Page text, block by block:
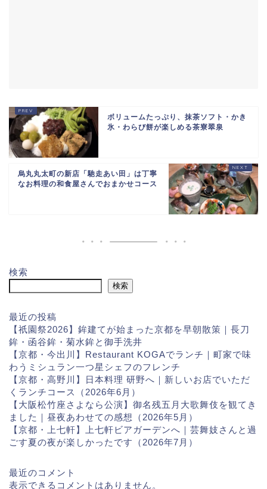
ボリュームたっぷり、抹茶ソフト・かき
氷・わらび餅が楽しめる茶寮翠泉
烏丸丸太町の新店「馳走あい田」は丁寧
なお料理の和食屋さんでおまかせコース
検索
検索
最近の投稿
【祇園祭2026】鉾建てが始まった京都を早朝散策｜長刀
鉾・函谷鉾・菊水鉾と御手洗井
【京都・今出川】Restaurant KOGAでランチ｜町家で味
わうミシュラン一つ星シェフのフレンチ
【京都・高野川】日本料理 研野へ｜新しいお店でいただ
くランチコース（2026年6月）
【大阪松竹座さよなら公演】御名残五月大歌舞伎を観てき
ました｜昼夜あわせての感想（2026年5月）
【京都・上七軒】上七軒ビアガーデンへ｜芸舞妓さんと過
ごす夏の夜が楽しかったです（2026年7月）
最近のコメント
表示できるコメントはありません。